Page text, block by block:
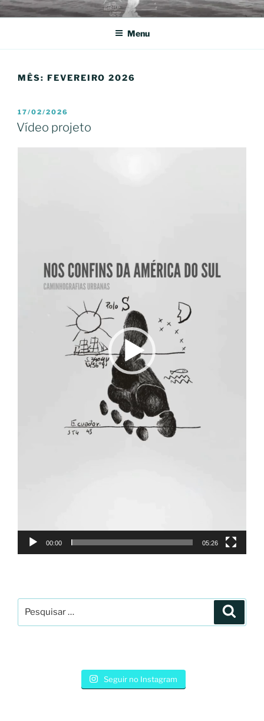
Pular
para
conteúdo
NOS CONFINS DA AMÉRICA
CAMINHOGRAFIAS URBANAS
Menu
MÊS: FEVEREIRO 2026
PUBLICADO
EM
17/02/2026
Vídeo projeto
00:00 05:26
por:
Seguir no Instagram